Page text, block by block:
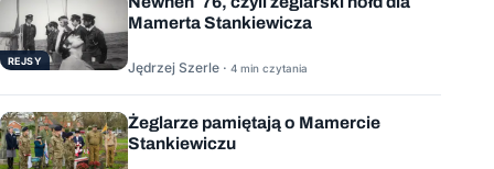
REJSY
Mamerta Stankiewicza
Jędrzej Szerle · 4 min czytania
Żeglarze pamiętają o Mamercie
Stankiewiczu